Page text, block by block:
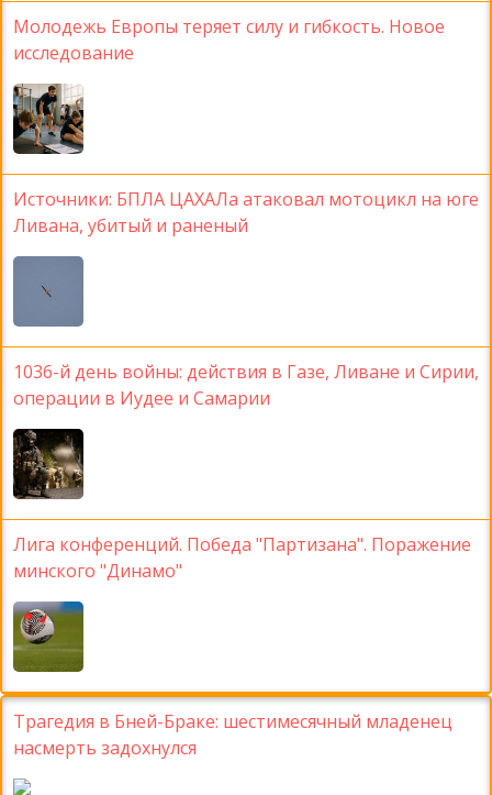
Молодежь Европы теряет силу и гибкость. Новое
исследование
Источники: БПЛА ЦАХАЛа атаковал мотоцикл на юге
Ливана, убитый и раненый
1036-й день войны: действия в Газе, Ливане и Сирии,
операции в Иудее и Самарии
Лига конференций. Победа "Партизана". Поражение
минского "Динамо"
Трагедия в Бней-Браке: шестимесячный младенец
насмерть задохнулся